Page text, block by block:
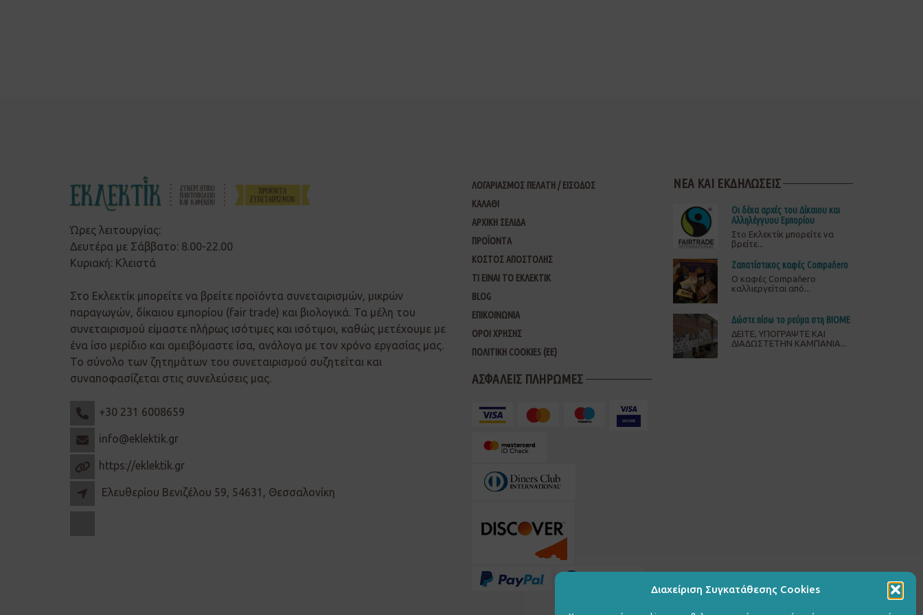
Διαχείριση Συγκατάθεσης Cookies
Ώρες λειτουργίας:
Δευτέρα με Σάββατο: 8.00-22.00
Κυριακή: Κλειστά
Στο Εκλεκτίκ μπορείτε να βρείτε προϊόντα συνεταιρισμών, μικρών
παραγωγών, δίκαιου εμπορίου (fair trade) και βιολογικά. Τα μέλη του
συνεταιρισμού είμαστε πλήρως ισότιμες και ισότιμοι, καθώς μετέχουμε με
ένα ίσο μερίδιο και αμειβόμαστε ίσα, ανάλογα με τον χρόνο εργασίας μας.
Το σύνολο των ζητημάτων του συνεταιρισμού συζητείται και
συναποφασίζεται στις συνελεύσεις μας.
+30 231 6008659
info@eklektik.gr
https://eklektik.gr
Ελευθερίου Βενιζέλου 59, 54631, Θεσσαλονίκη
ΛΟΓΑΡΙΑΣΜΟΣ ΠΕΛΑΤΗ / ΕΙΣΟΔΟΣ
ΚΑΛΑΘΙ
ΑΡΧΙΚΗ ΣΕΛΙΔΑ
ΠΡΟΪΟΝΤΑ
ΚΟΣΤΟΣ ΑΠΟΣΤΟΛΗΣ
ΤΙ ΕΙΝΑΙ ΤΟ ΕΚΛΕΚΤΙΚ
BLOG
ΕΠΙΚΟΙΝΩΝΙΑ
ΟΡΟΙ ΧΡΗΣΗΣ
ΠΟΛΙΤΙΚΗ COOKIES (ΕΕ)
ΑΣΦΑΛΕΙΣ ΠΛΗΡΩΜΕΣ
ΝΕΑ ΚΑΙ ΕΚΔΗΛΩΣΕΙΣ
Οι δέκα αρχές του Δίκαιου και
Αλληλέγγυου Εμπορίου
Στο Εκλεκτίκ μπορείτε να
βρείτε...
Ζαπατίστικος καφές Compaňero
O καφές Compaňero
καλλιεργείται από...
Δώστε πίσω το ρεύμα στη ΒΙΟΜΕ
ΔΕΙΤΕ, ΥΠΟΓΡΑΨΤΕ ΚΑΙ
ΔΙΑΔΩΣΤΕΤΗΝ ΚΑΜΠΑΝΙΑ...